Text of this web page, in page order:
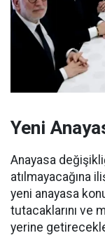
Yeni
Anayasa
atılmayacağına
yeni anayasa
tutacaklarını ve
yerine